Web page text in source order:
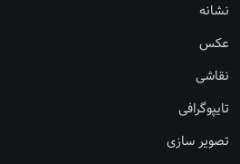
نشانه
عکس
نقاشی
تایپوگرافی
تصویر سازی